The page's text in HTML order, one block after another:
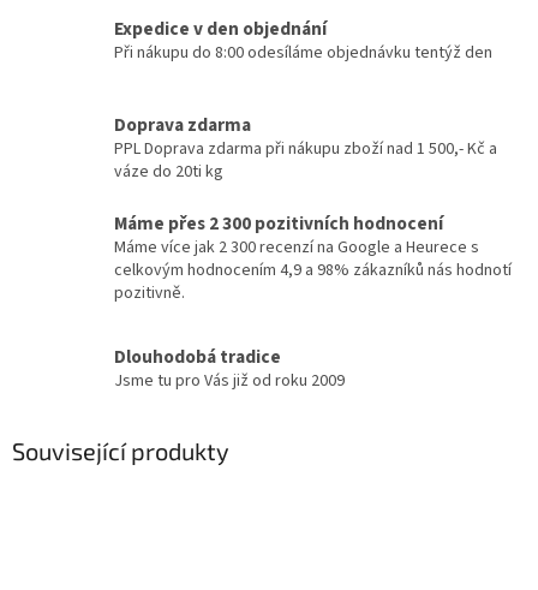
Expedice v den objednání
Při nákupu do 8:00 odesíláme objednávku tentýž den
Doprava zdarma
PPL Doprava zdarma při nákupu zboží nad 1 500,- Kč a
váze do 20ti kg
Máme přes 2 300 pozitivních hodnocení
Máme více jak 2 300 recenzí na Google a Heurece s
celkovým hodnocením 4,9 a 98% zákazníků nás hodnotí
pozitivně.
Dlouhodobá tradice
Jsme tu pro Vás již od roku 2009
Související produkty